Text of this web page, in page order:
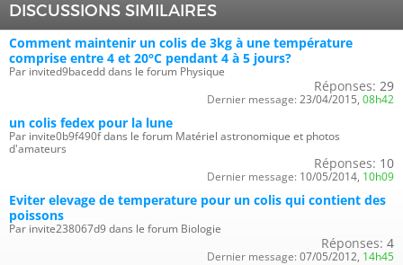
DISCUSSIONS SIMILAIRES
Comment maintenir un colis de 3kg à une température
comprise entre 4 et 20°C pendant 4 à 5 jours?
Par invited9bacedd dans le forum Physique
Réponses: 29
Dernier message: 23/04/2015, 08h42
un colis fedex pour la lune
Par invite0b9f490f dans le forum Matériel astronomique et photos
d'amateurs
Réponses: 10
Dernier message: 10/05/2014, 10h09
Eviter elevage de temperature pour un colis qui contient des
poissons
Par invite238067d9 dans le forum Biologie
Réponses: 4
Dernier message: 07/05/2012, 14h45